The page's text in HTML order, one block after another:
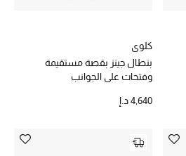
كلوي
بنطال جينز بقصة مستقيمة
وفتحات على الجوانب
4,640 د.إ